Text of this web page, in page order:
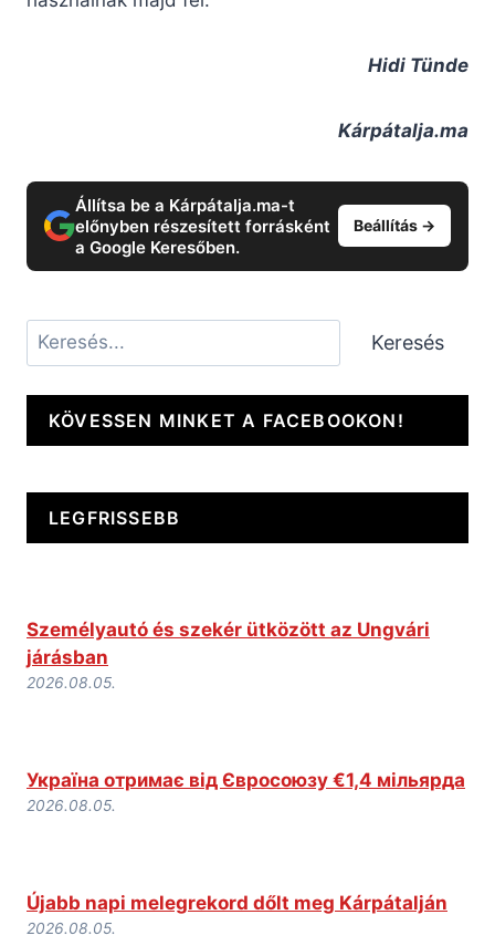
Hidi Tünde
Kárpátalja.ma
Állítsa be a Kárpátalja.ma-t
előnyben részesített forrásként
a Google Keresőben.
Beállítás →
Keresés Keresés
KÖVESSEN MINKET A FACEBOOKON!
LEGFRISSEBB
Személyautó és szekér ütközött az Ungvári
járásban
2026.08.05.
Україна отримає від Євросоюзу €1,4 мільярда
2026.08.05.
Újabb napi melegrekord dőlt meg Kárpátalján
2026.08.05.